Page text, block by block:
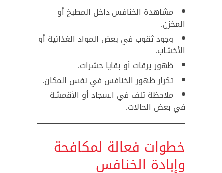
مشاهدة الخنافس داخل المطبخ أو
المخزن.
وجود ثقوب في بعض المواد الغذائية أو
الأخشاب.
ظهور يرقات أو بقايا حشرات.
تكرار ظهور الخنافس في نفس المكان.
ملاحظة تلف في السجاد أو الأقمشة
في بعض الحالات.
خطوات فعالة لمكافحة
وإبادة الخنافس